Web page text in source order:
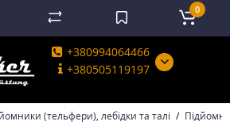
+380994064466
+380505119197
0
(тельфери), лебідки та талі